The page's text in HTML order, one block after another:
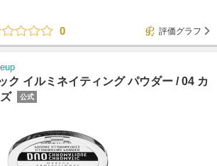
0
評価グラフ
ク イルミネイティング パウダー /04 カ
公式